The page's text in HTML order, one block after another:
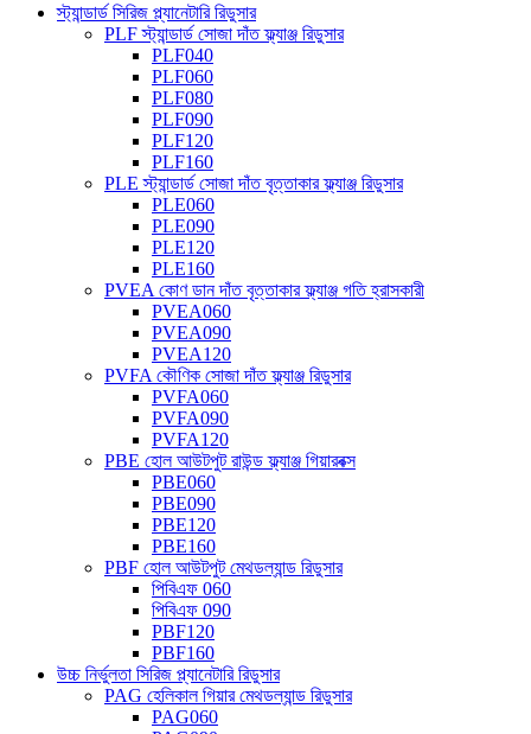
স্ট্যান্ডার্ড সিরিজ প্ল্যানেটারি রিডুসার
PLF স্ট্যান্ডার্ড সোজা দাঁত ফ্ল্যাঞ্জ রিডুসার
PLF040
PLF060
PLF080
PLF090
PLF120
PLF160
PLE স্ট্যান্ডার্ড সোজা দাঁত বৃত্তাকার ফ্ল্যাঞ্জ রিডুসার
PLE060
PLE090
PLE120
PLE160
PVEA কোণ ডান দাঁত বৃত্তাকার ফ্ল্যাঞ্জ গতি হ্রাসকারী
PVEA060
PVEA090
PVEA120
PVFA কৌণিক সোজা দাঁত ফ্ল্যাঞ্জ রিডুসার
PVFA060
PVFA090
PVFA120
PBE হোল আউটপুট রাউন্ড ফ্ল্যাঞ্জ গিয়ারবক্স
PBE060
PBE090
PBE120
PBE160
PBF হোল আউটপুট মেথডল্যান্ড রিডুসার
পিবিএফ 060
পিবিএফ 090
PBF120
PBF160
উচ্চ নির্ভুলতা সিরিজ প্ল্যানেটারি রিডুসার
PAG হেলিকাল গিয়ার মেথডল্যান্ড রিডুসার
PAG060